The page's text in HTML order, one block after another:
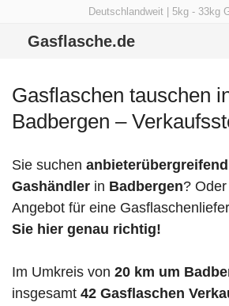
Deutschlandweit | 5kg - 33kg
Gasflasche.de
Gasflaschen tauschen
Badbergen –
Sie suchen anbieterübergreifend
Gashändler in Badbergen?
Angebot für eine
Sie hier genau richtig!
Im Umkreis von 20 km um
insgesamt 42 Gasflaschen